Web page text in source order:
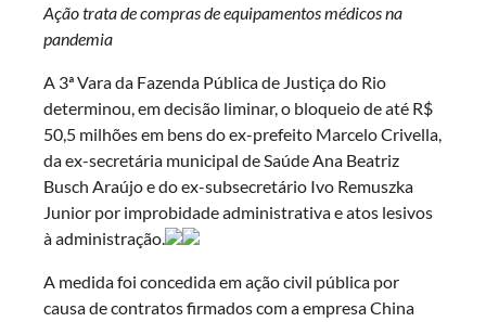
Ação trata de compras de equipamentos médicos na
pandemia
A 3ª Vara da Fazenda Pública de Justiça do Rio
determinou, em decisão liminar, o bloqueio de até R$
50,5 milhões em bens do ex-prefeito Marcelo Crivella,
da ex-secretária municipal de Saúde Ana Beatriz
Busch Araújo e do ex-subsecretário Ivo Remuszka
Junior por improbidade administrativa e atos lesivos
à administração.
A medida foi concedida em ação civil pública por
causa de contratos firmados com a empresa China